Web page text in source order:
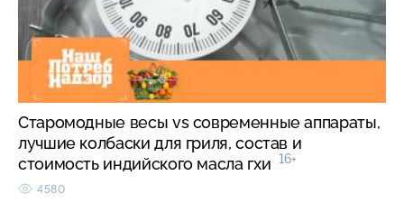
Старомодные весы vs современные аппараты,
лучшие колбаски для гриля, состав и
стоимость индийского масла гхи 16+
4580